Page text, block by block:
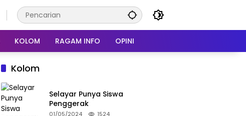
KOLOM RAGAM INFO OPINI
Kolom
Selayar Punya Siswa
Penggerak
01/05/2024 1524